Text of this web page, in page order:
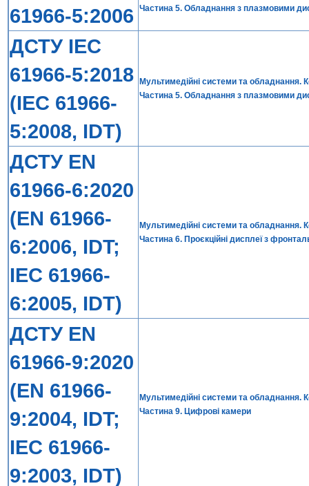
61966-5:2006
Частина 5. Обладнання з плазмовими
ДСТУ IEC
61966-5:2018
(IEC 61966-
5:2008, IDT)
Мультимедійні системи та обладнання.
Частина 5. Обладнання з плазмовими
ДСТУ EN
61966-6:2020
(EN 61966-
6:2006, IDT;
IEC 61966-
6:2005, IDT)
Мультимедійні системи та обладнання.
Частина 6. Проєкційні дисплеї з
ДСТУ EN
61966-9:2020
(EN 61966-
9:2004, IDT;
IEC 61966-
9:2003, IDT)
Мультимедійні системи та обладнання.
Частина 9. Цифрові камери